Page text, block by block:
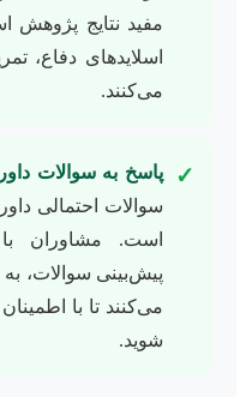
مفید نتایج پژوهش
اسلایدهای دفاع،
می‌کنند.
✓ پاسخ به سوالات
سوالات احتمالی
است. مشاوران
پیش‌بینی سوالات،
می‌کنند تا با
شوید.